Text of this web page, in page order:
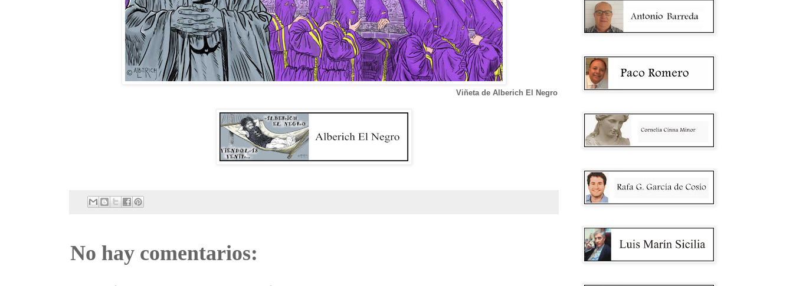
Viñeta de Alberich El Negro
No hay comentarios: